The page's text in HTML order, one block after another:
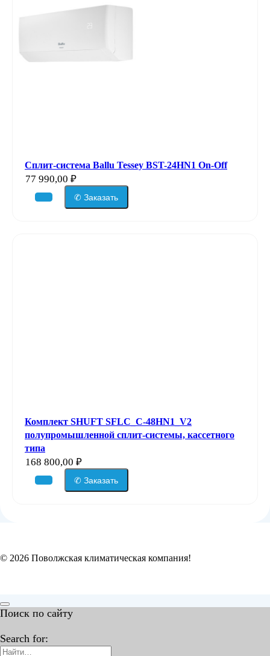
Сплит-система Ballu Tessey BST-24HN1 On-Off
77 990,00 ₽
✆ Заказать
Комплект SHUFT SFLC_C-48HN1_V2
полупромышленной сплит-системы, кассетного
типа
168 800,00 ₽
✆ Заказать
© 2026 Поволжская климатическая компания!
Поиск по сайту
Search for: